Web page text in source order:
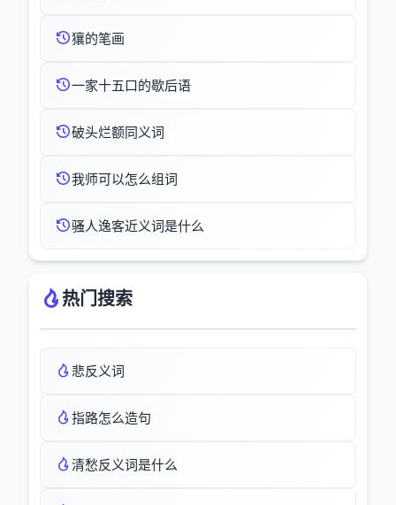
獽的笔画
一家十五口的歇后语
破头烂额同义词
我师可以怎么组词
骚人逸客近义词是什么
热门搜索
悲反义词
指路怎么造句
清愁反义词是什么